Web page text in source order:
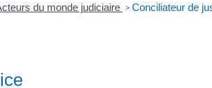
du monde judiciaire > Conciliateur de